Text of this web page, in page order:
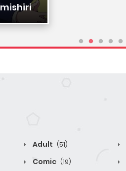
Adult (51)
Comic (19)